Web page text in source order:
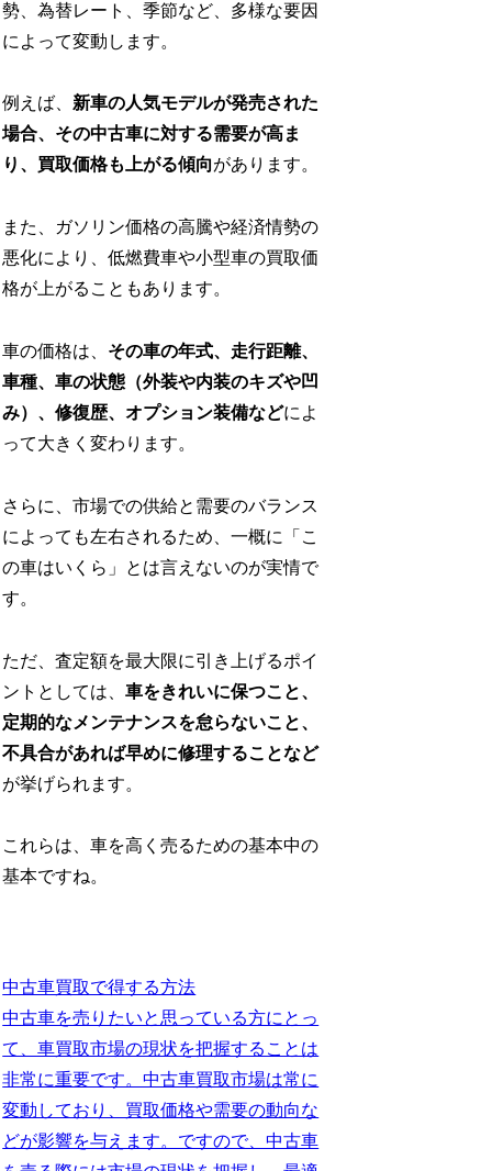
勢、為替レート、季節など、多様な要因
によって変動します。
例えば、 新車の人気モデルが発売された
場合、その中古車に対する需要が高ま
り、買取価格も上がる傾向があります。
また、ガソリン価格の高騰や経済情勢の
悪化により、低燃費車や小型車の買取価
格が上がることもあります。
車の価格は、 その車の年式、走行距離、
車種、車の状態（外装や内装のキズや凹
み）、修復歴、オプション装備などによ
って大きく変わります。
さらに、市場での供給と需要のバランス
によっても左右されるため、一概に「こ
の車はいくら」とは言えないのが実情で
す。
ただ、査定額を最大限に引き上げるポイ
ントとしては、車をきれいに保つこと、
定期的なメンテナンスを怠らないこと、
不具合があれば早めに修理することなど
が挙げられます。
これらは、車を高く売るための基本中の
基本ですね。
中古車買取で得する方法
中古車を売りたいと思っている方にとっ
て、車買取市場の現状を把握することは
非常に重要です。中古車買取市場は常に
変動しており、買取価格や需要の動向な
どが影響を与えます。ですので、中古車